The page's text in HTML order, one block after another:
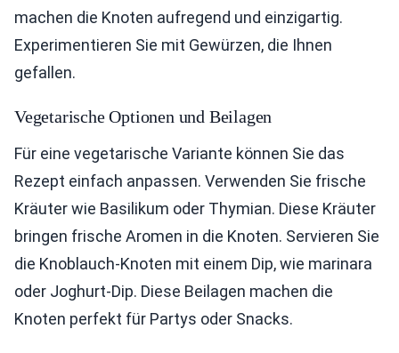
machen die Knoten aufregend und einzigartig.
Experimentieren Sie mit Gewürzen, die Ihnen
gefallen.
Vegetarische Optionen und Beilagen
Für eine vegetarische Variante können Sie das
Rezept einfach anpassen. Verwenden Sie frische
Kräuter wie Basilikum oder Thymian. Diese Kräuter
bringen frische Aromen in die Knoten. Servieren Sie
die Knoblauch-Knoten mit einem Dip, wie marinara
oder Joghurt-Dip. Diese Beilagen machen die
Knoten perfekt für Partys oder Snacks.